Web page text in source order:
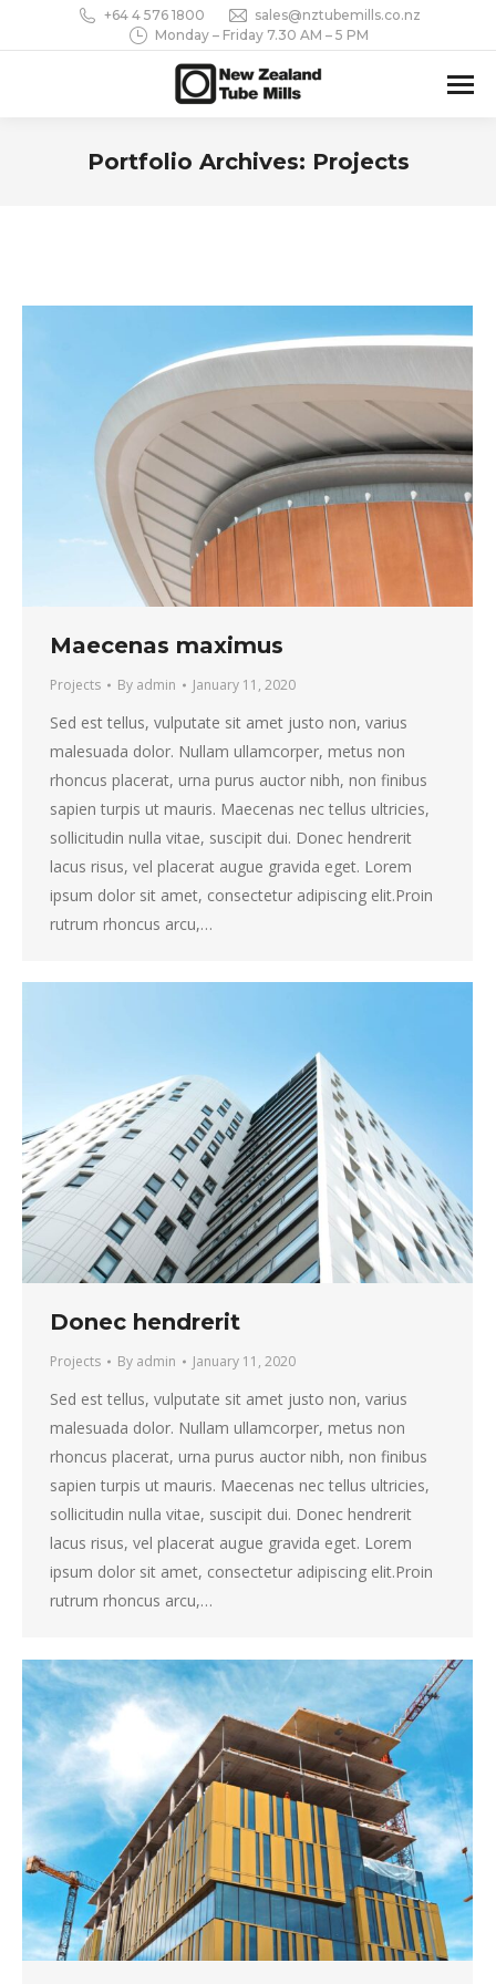
+64 4 576 1800
sales@nztubemills.co.nz
Monday – Friday 7.30 AM – 5 PM
Portfolio Archives: Projects
Maecenas maximus
Projects By admin January 11, 2020
Sed est tellus, vulputate sit amet justo non, varius
malesuada dolor. Nullam ullamcorper, metus non
rhoncus placerat, urna purus auctor nibh, non finibus
sapien turpis ut mauris. Maecenas nec tellus ultricies,
sollicitudin nulla vitae, suscipit dui. Donec hendrerit
lacus risus, vel placerat augue gravida eget. Lorem
ipsum dolor sit amet, consectetur adipiscing elit.Proin
rutrum rhoncus arcu,…
Donec hendrerit
Projects By admin January 11, 2020
Sed est tellus, vulputate sit amet justo non, varius
malesuada dolor. Nullam ullamcorper, metus non
rhoncus placerat, urna purus auctor nibh, non finibus
sapien turpis ut mauris. Maecenas nec tellus ultricies,
sollicitudin nulla vitae, suscipit dui. Donec hendrerit
lacus risus, vel placerat augue gravida eget. Lorem
ipsum dolor sit amet, consectetur adipiscing elit.Proin
rutrum rhoncus arcu,…